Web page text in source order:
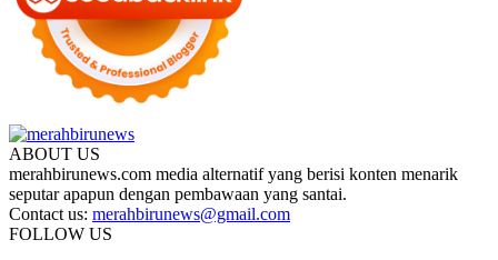
ABOUT US
merahbirunews.com media alternatif yang berisi konten menarik
seputar apapun dengan pembawaan yang santai.
Contact us: merahbirunews@gmail.com
FOLLOW US